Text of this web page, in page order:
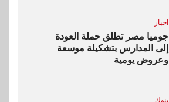
اخبار
جوميا مصر تطلق حملة العودة
إلى المدارس بتشكيلة موسعة
وعروض يومية
بنوك